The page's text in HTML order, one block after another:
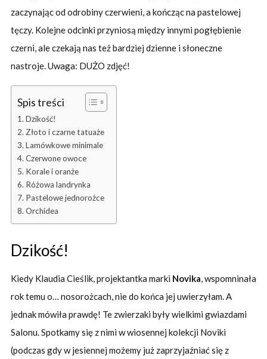
zaczynając od odrobiny czerwieni, a kończąc na pastelowej
tęczy. Kolejne odcinki przyniosą między innymi pogłębienie
czerni, ale czekają nas też bardziej dzienne i słoneczne
nastroje. Uwaga: DUŻO zdjęć!
Spis treści
Dzikość!
Złoto i czarne tatuaże
Lamówkowe minimale
Czerwone owoce
Korale i oranże
Różowa landrynka
Pastelowe jednorożce
Orchidea
Dzikość!
Kiedy Klaudia Cieślik, projektantka marki Novika, wspomninała
rok temu o… nosorożcach, nie do końca jej uwierzyłam. A
jednak mówiła prawdę! Te zwierzaki były wielkimi gwiazdami
Salonu. Spotkamy się z nimi w wiosennej kolekcji Noviki
(podczas gdy w jesiennej możemy już zaprzyjaźniać się z